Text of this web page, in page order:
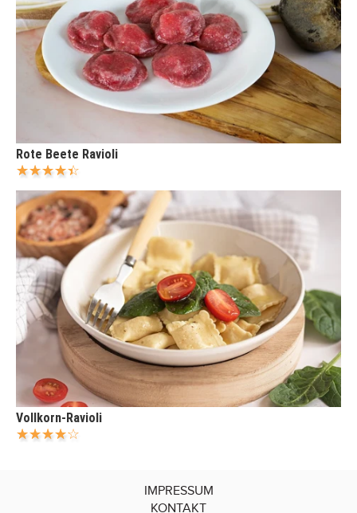
Rote Beete Ravioli
Vollkorn-Ravioli
IMPRESSUM
KONTAKT